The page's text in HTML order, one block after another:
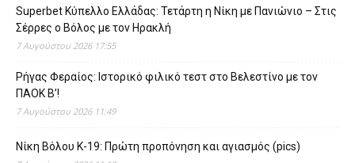
Superbet Κύπελλο Ελλάδας: Τετάρτη η Νίκη με Πανιώνιο – Στις
Σέρρες ο Βόλος με τον Ηρακλή
7 Αυγούστου 2026 17:55
Ρήγας Φεραίος: Ιστορικό φιλικό τεστ στο Βελεστίνο με τον
ΠΑΟΚ Β’!
7 Αυγούστου 2026 11:49
Νίκη Βόλου Κ-19: Πρώτη προπόνηση και αγιασμός (pics)